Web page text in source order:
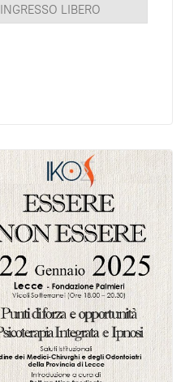
INGRESSO LIBERO